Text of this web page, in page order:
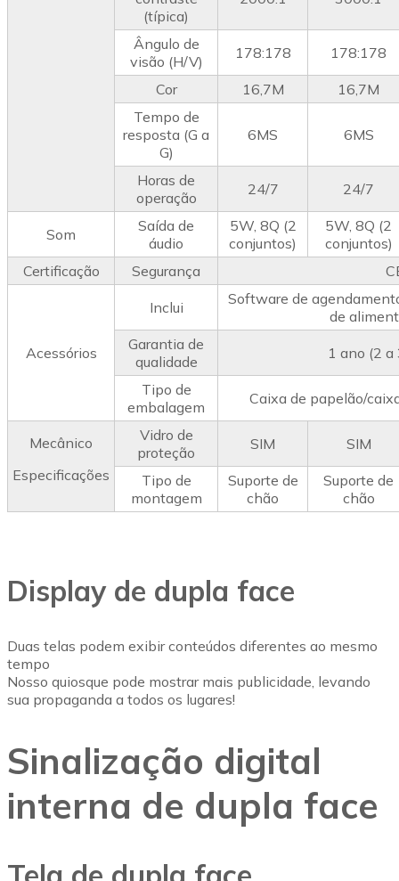
(típica)
Ângulo de
visão (H/V)
178:178 178:178
Cor 16,7M
16,7M
Tempo de
resposta (G a
G)
6MS 6MS
Horas de
operação
24/7 24/7
Som
Saída de
áudio
5W, 8Q (2
conjuntos)
5W, 8Q (2
conjuntos)
Certificação
Segurança
Acessórios
Inclui
Software de
de
Garantia de
qualidade
1 ano (2
Tipo de
embalagem
Caixa de papelão/
Mecânico
Especificações
Vidro de
proteção
SIM SIM
Tipo de
montagem
Suporte de
chão
Suporte de
chão
Display de dupla face
Duas telas podem exibir conteúdos diferentes ao mesmo
tempo
Nosso quiosque pode mostrar mais publicidade, levando
sua propaganda a todos os lugares!
Sinalização digital
interna de dupla face